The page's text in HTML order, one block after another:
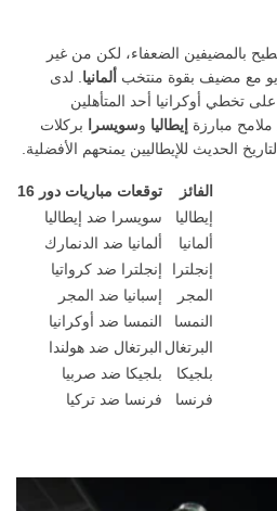
بطولة أمم أوروبا 2020 لتطيح بالمضيفين الضعفاء، لكن من غير
مع مضيف بقوة منتخب ألمانيا . لدى
تخطي أوكرانيا أحد المتأهلين
ملامح مبارزة إيطاليا وسويسرا
بركلات
توقعات مباريات دور 16
الفائز
سويسرا ضد إيطاليا
إيطاليا
ألمانيا ضد الدنمارك
ألمانيا
إنجلترا ضد كرواتيا
إنجلترا
إسبانيا ضد المجر
المجر
النمسا ضد أوكرانيا
النمسا
البرتغال ضد هولندا البرتغال
بلجيكا ضد صربيا
بلجيكا
فرنسا ضد تركيا
فرنسا